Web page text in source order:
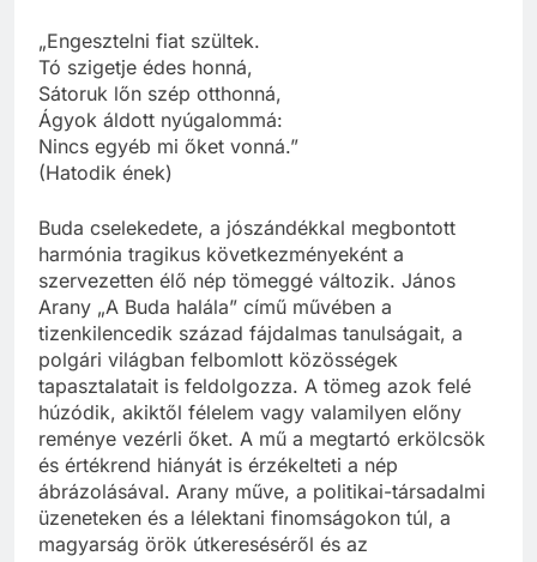
„Engesztelni fiat szültek.
Tó szigetje édes honná,
Sátoruk lőn szép otthonná,
Ágyok áldott nyúgalommá:
Nincs egyéb mi őket vonná.”
(Hatodik ének)
Buda cselekedete, a jószándékkal megbontott
harmónia tragikus következményeként a
szervezetten élő nép tömeggé változik. János
Arany „A Buda halála” című művében a
tizenkilencedik század fájdalmas tanulságait, a
polgári világban felbomlott közösségek
tapasztalatait is feldolgozza. A tömeg azok felé
húzódik, akiktől félelem vagy valamilyen előny
reménye vezérli őket. A mű a megtartó erkölcsök
és értékrend hiányát is érzékelteti a nép
ábrázolásával. Arany műve, a politikai-társadalmi
üzeneteken és a lélektani finomságokon túl, a
magyarság örök útkereséséről és az